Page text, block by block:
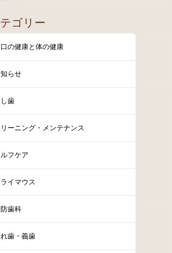
ゴリー
の健康と体の健康
らせ
歯
ーニング・メンテナンス
フケア
ライマウス
歯科
れ歯・義歯